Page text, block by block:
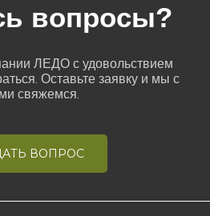
вопросы?
ЛЕДО с удовольствием
Оставьте заявку и мы с
свяжемся.
ВОПРОС